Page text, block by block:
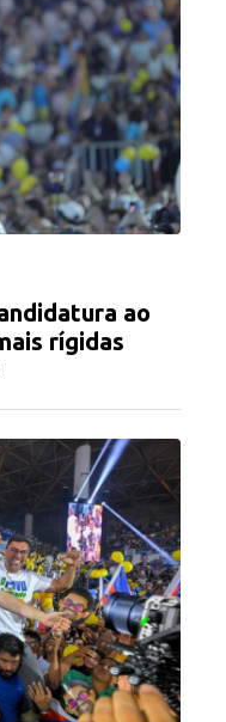
ao
rígidas